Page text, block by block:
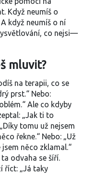
. Když neumíš o
když neumíš o ní
co nejsi—
mluvit?
na terapii, co se
prst.“ Nebo:
Ale co kdyby
„Jak ti to
tomu už nejsem
řekne.“ Nebo: „Už
něco zklamal.“
odvaha se šíří.
říct: „Já taky